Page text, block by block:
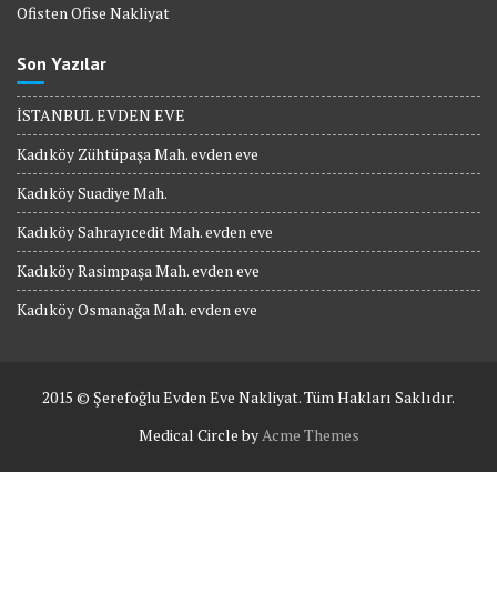
Ofisten Ofise Nakliyat
Son Yazılar
İSTANBUL EVDEN EVE
Kadıköy Zühtüpaşa Mah. evden eve
Kadıköy Suadiye Mah.
Kadıköy Sahrayıcedit Mah. evden eve
Kadıköy Rasimpaşa Mah. evden eve
Kadıköy Osmanağa Mah. evden eve
2015 © Şerefoğlu Evden Eve Nakliyat. Tüm Hakları Saklıdır.
Medical Circle byAcme Themes